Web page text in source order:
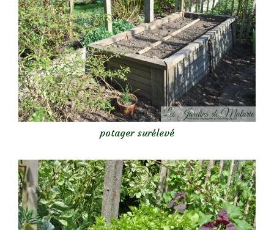
potager surélevé